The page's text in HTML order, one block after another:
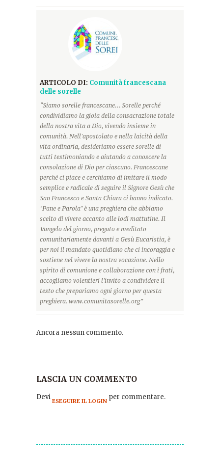
ARTICOLO DI: Comunità francescana
delle sorelle
“Siamo sorelle francescane... Sorelle perché
condividiamo la gioia della consacrazione totale
della nostra vita a Dio, vivendo insieme in
comunità. Nell'apostolato e nella laicità della
vita ordinaria, desideriamo essere sorelle di
tutti testimoniando e aiutando a conoscere la
consolazione di Dio per ciascuno. Francescane
perché ci piace e cerchiamo di imitare il modo
semplice e radicale di seguire il Signore Gesù che
San Francesco e Santa Chiara ci hanno indicato.
"Pane e Parola" è una preghiera che abbiamo
scelto di vivere accanto alle lodi mattutine. Il
Vangelo del giorno, pregato e meditato
comunitariamente davanti a Gesù Eucaristia, è
per noi il mandato quotidiano che ci incoraggia e
sostiene nel vivere la nostra vocazione. Nello
spirito di comunione e collaborazione con i frati,
accogliamo volentieri l'invito a condividere il
testo che prepariamo ogni giorno per questa
preghiera. www.comunitasorelle.org”
Ancora nessun commento.
LASCIA UN COMMENTO
Devi ESEGUIRE IL LOGIN per commentare.